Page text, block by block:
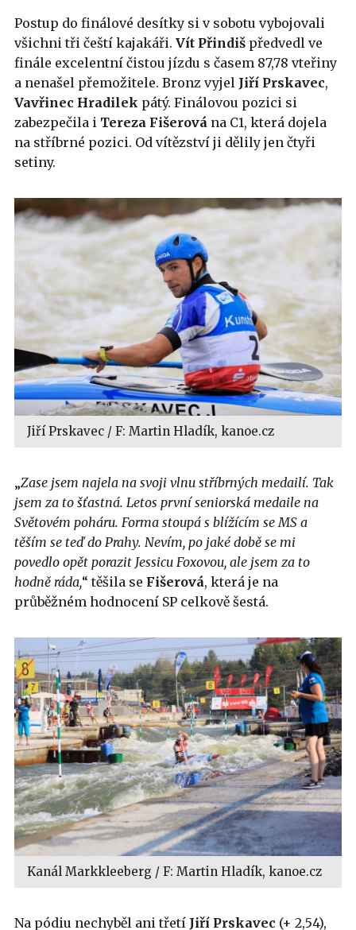
Postup do finálové desítky si v sobotu vybojovali
všichni tři čeští kajakáři. Vít Přindiš předvedl ve
finále excelentní čistou jízdu s časem 87,78 vteřiny
a nenašel přemožitele. Bronz vyjel Jiří Prskavec,
Vavřinec Hradilek pátý. Finálovou pozici si
zabezpečila i Tereza Fišerová na C1, která dojela
na stříbrné pozici. Od vítězství ji dělily jen čtyři
setiny.
Jiří Prskavec / F: Martin Hladík, kanoe.cz
„Zase jsem najela na svoji vlnu stříbrných medailí. Tak
jsem za to šťastná. Letos první seniorská medaile na
Světovém poháru. Forma stoupá s blížícím se MS a
těším se teď do Prahy. Nevím, po jaké době se mi
povedlo opět porazit Jessicu Foxovou, ale jsem za to
hodně ráda,“ těšila se Fišerová, která je na
průběžném hodnocení SP celkově šestá.
Kanál Markkleeberg / F: Martin Hladík, kanoe.cz
Na pódiu nechyběl ani třetí Jiří Prskavec (+ 2,54),